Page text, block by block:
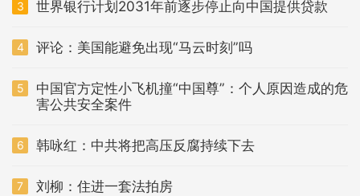
3 世界银行计划2031年前逐步停止向中国提供贷款
4 评论：美国能避免出现“马云时刻”吗
5
中国官方定性小飞机撞“中国尊”：个人原因造成的危
害公共安全案件
6 韩咏红：中共将把高压反腐持续下去
7 刘柳：住进一套法拍房